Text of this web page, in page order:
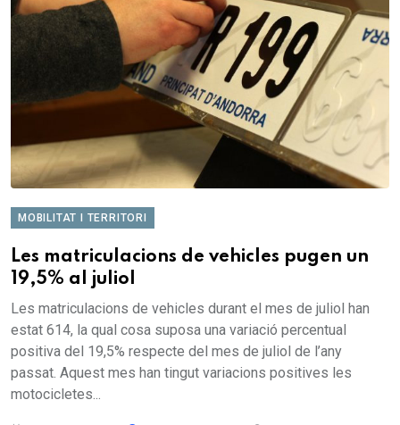
MOBILITAT I TERRITORI
Les matriculacions de vehicles pugen un
19,5% al juliol
Les matriculacions de vehicles durant el mes de juliol han
estat 614, la qual cosa suposa una variació percentual
positiva del 19,5% respecte del mes de juliol de l’any
passat. Aquest mes han tingut variacions positives les
motocicletes...